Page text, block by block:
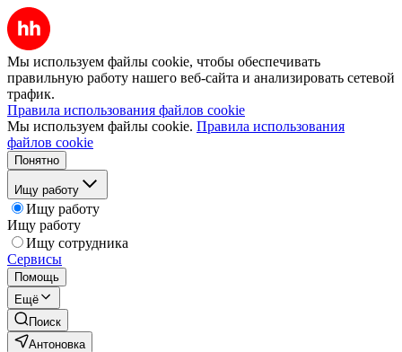
Мы используем файлы cookie, чтобы обеспечивать
правильную работу нашего веб-сайта и анализировать сетевой
трафик.
Правила использования файлов cookie
Мы используем файлы cookie. Правила использования
файлов cookie
Понятно
Ищу работу
Ищу работу
Ищу работу
Ищу сотрудника
Сервисы
Помощь
Ещё
Поиск
Антоновка